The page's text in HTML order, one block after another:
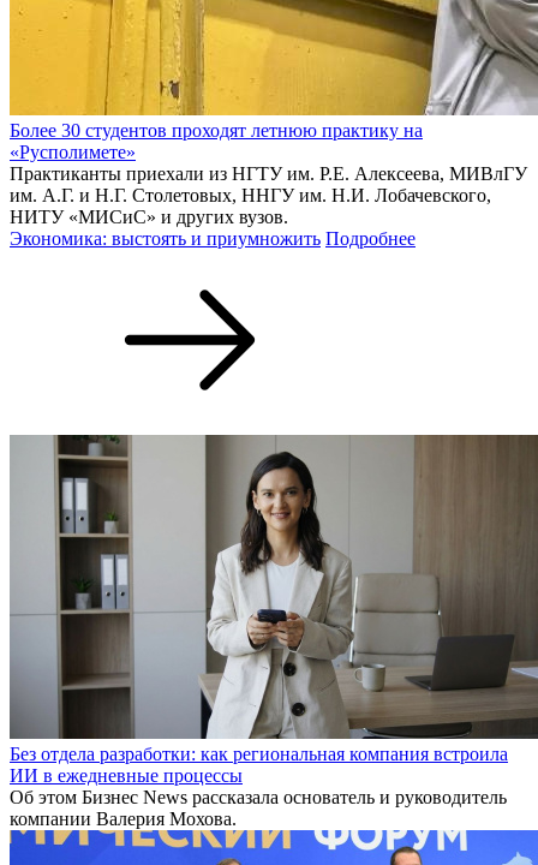
Более 30 студентов проходят летнюю практику на
«Русполимете»
Практиканты приехали из НГТУ им. Р.Е. Алексеева, МИВлГУ
им. А.Г. и Н.Г. Столетовых, ННГУ им. Н.И. Лобачевского,
НИТУ «МИСиС» и других вузов.
Экономика: выстоять и приумножить Подробнее
Без отдела разработки: как региональная компания встроила
ИИ в ежедневные процессы
Об этом Бизнес News рассказала основатель и руководитель
компании Валерия Мохова.